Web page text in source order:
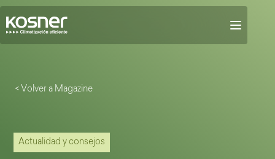
< Volver a Magazine
Actualidad y consejos